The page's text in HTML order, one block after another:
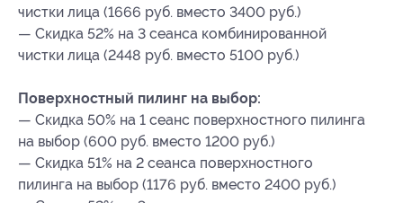
чистки лица (1666 руб. вместо 3400 руб.)
— Скидка 52% на 3 сеанса комбинированной
чистки лица (2448 руб. вместо 5100 руб.)
Поверхностный пилинг на выбор:
— Скидка 50% на 1 сеанс поверхностного пилинга
на выбор (600 руб. вместо 1200 руб.)
— Скидка 51% на 2 сеанса поверхностного
пилинга на выбор (1176 руб. вместо 2400 руб.)